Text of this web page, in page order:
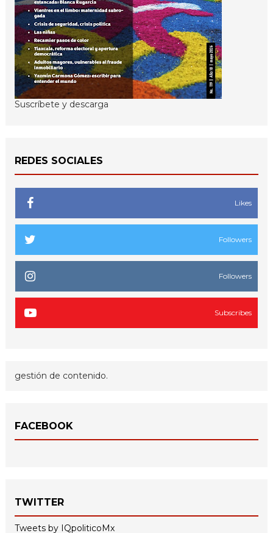
Suscríbete y descarga
REDES SOCIALES
Likes
Followers
Followers
Subscribes
gestión de contenido.
FACEBOOK
TWITTER
Tweets by IQpoliticoMx